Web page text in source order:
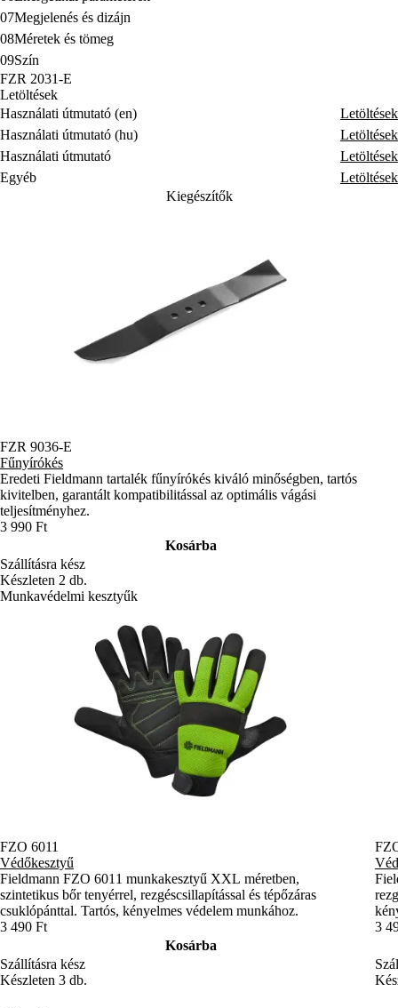
07Megjelenés és dizájn
08Méretek és tömeg
09Szín
FZR 2031-E
Letöltések
Használati útmutató (en)
Letöltések
Használati útmutató (hu)
Letöltések
Használati útmutató
Letöltések
Egyéb
Letöltések
Kiegészítők
FZR 9036-E
Fűnyírókés
Eredeti Fieldmann tartalék fűnyírókés kiváló minőségben, tartós
kivitelben, garantált kompatibilitással az optimális vágási
teljesítményhez.
3 990 Ft
Kosárba
Szállításra kész
Készleten 2 db.
Munkavédelmi kesztyűk
FZO 6011
Védőkesztyű
Fieldmann FZO 6011 munkakesztyű XXL méretben,
szintetikus bőr tenyérrel, rezgéscsillapítással és tépőzáras
csuklópánttal. Tartós, kényelmes védelem munkához.
3 490 Ft
Kosárba
Szállításra kész
Készleten 3 db.
3